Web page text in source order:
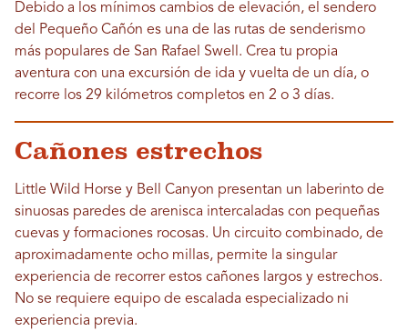
Debido a los mínimos cambios de elevación, el sendero
del Pequeño Cañón es una de las rutas de senderismo
más populares de San Rafael Swell. Crea tu propia
aventura con una excursión de ida y vuelta de un día, o
recorre los 29 kilómetros completos en 2 o 3 días.
Cañones estrechos
Little Wild Horse y Bell Canyon presentan un laberinto de
sinuosas paredes de arenisca intercaladas con pequeñas
cuevas y formaciones rocosas. Un circuito combinado, de
aproximadamente ocho millas, permite la singular
experiencia de recorrer estos cañones largos y estrechos.
No se requiere equipo de escalada especializado ni
experiencia previa.